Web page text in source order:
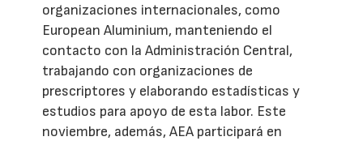
organizaciones internacionales, como
European Aluminium, manteniendo el
contacto con la Administración Central,
trabajando con organizaciones de
prescriptores y elaborando estadísticas y
estudios para apoyo de esta labor. Este
noviembre, además, AEA participará en